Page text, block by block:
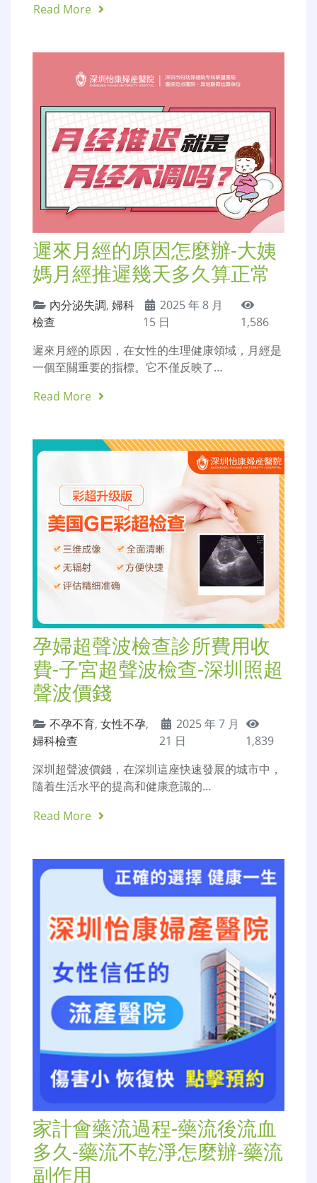
Read More
遲來月經的原因怎麼辦-大姨
媽月經推遲幾天多久算正常
內分泌失調, 婦科
檢查
2025 年 8 月
15 日
1,586
遲來月經的原因，在女性的生理健康領域，月經是
一個至關重要的指標。它不僅反映了…
Read More
孕婦超聲波檢查診所費用收
費-子宮超聲波檢查-深圳照超
聲波價錢
不孕不育, 女性不孕,
婦科檢查
2025 年 7 月
21 日
1,839
深圳超聲波價錢，在深圳這座快速發展的城市中，
隨着生活水平的提高和健康意識的…
Read More
家計會藥流過程-藥流後流血
多久-藥流不乾淨怎麼辦-藥流
副作用